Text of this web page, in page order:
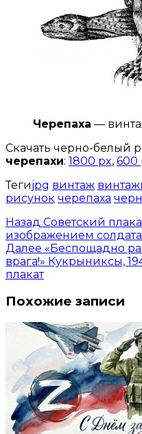
Черепаха —
Скачать черно-белый
черепахи: 1800 px, 600
Тегиjpg винтаж
рисунок черепаха
Назад Советский
изображением
Далее «Беспощадно
врага!» Кукрыниксы,
плакат
Похожие записи